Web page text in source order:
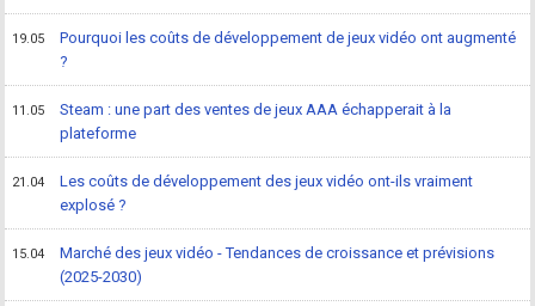
19.05
Pourquoi les coûts de développement de jeux vidéo ont augmenté
?
11.05
Steam : une part des ventes de jeux AAA échapperait à la
plateforme
21.04
Les coûts de développement des jeux vidéo ont-ils vraiment
explosé ?
15.04
Marché des jeux vidéo - Tendances de croissance et prévisions
(2025-2030)